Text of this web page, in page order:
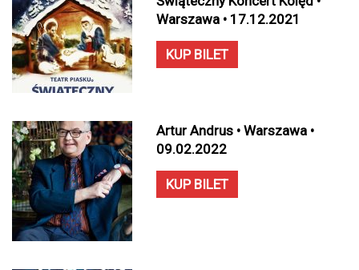
Warszawa • 17.12.2021
KUP BILET
Artur Andrus • Warszawa •
09.02.2022
KUP BILET